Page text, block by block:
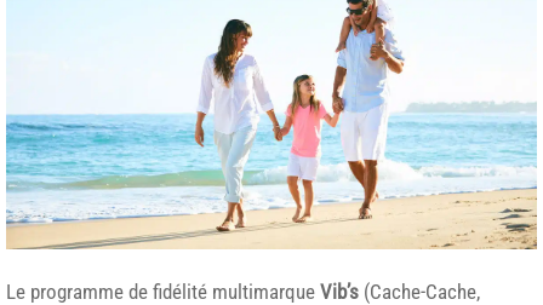
Le programme de fidélité multimarque Vib’s (Cache-Cache,